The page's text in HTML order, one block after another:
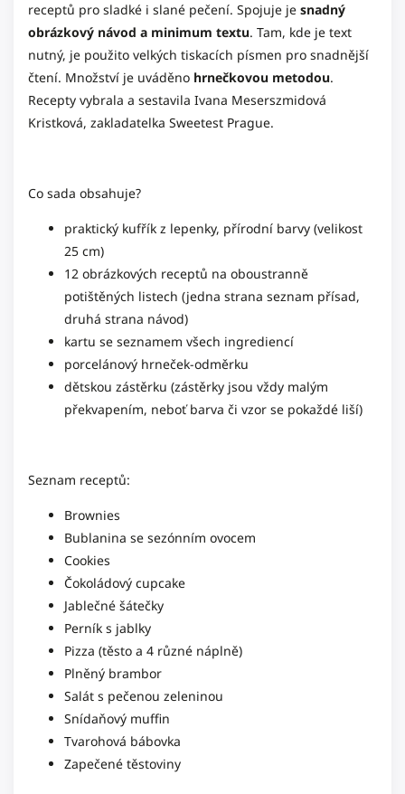
receptů pro sladké i slané pečení. Spojuje je snadný
obrázkový návod a minimum textu. Tam, kde je text
nutný, je použito velkých tiskacích písmen pro snadnější
čtení. Množství je uváděno hrnečkovou metodou.
Recepty vybrala a sestavila Ivana Meserszmidová
Kristková, zakladatelka Sweetest Prague.
Co sada obsahuje?
praktický kufřík z lepenky, přírodní barvy (velikost
25 cm)
12 obrázkových receptů na oboustranně
potištěných listech (jedna strana seznam přísad,
druhá strana návod)
kartu se seznamem všech ingrediencí
porcelánový hrneček-odměrku
dětskou zástěrku (zástěrky jsou vždy malým
překvapením, neboť barva či vzor se pokaždé liší)
Seznam receptů:
Brownies
Bublanina se sezónním ovocem
Cookies
Čokoládový cupcake
Jablečné šátečky
Perník s jablky
Pizza (těsto a 4 různé náplně)
Plněný brambor
Salát s pečenou zeleninou
Snídaňový muffin
Tvarohová bábovka
Zapečené těstoviny